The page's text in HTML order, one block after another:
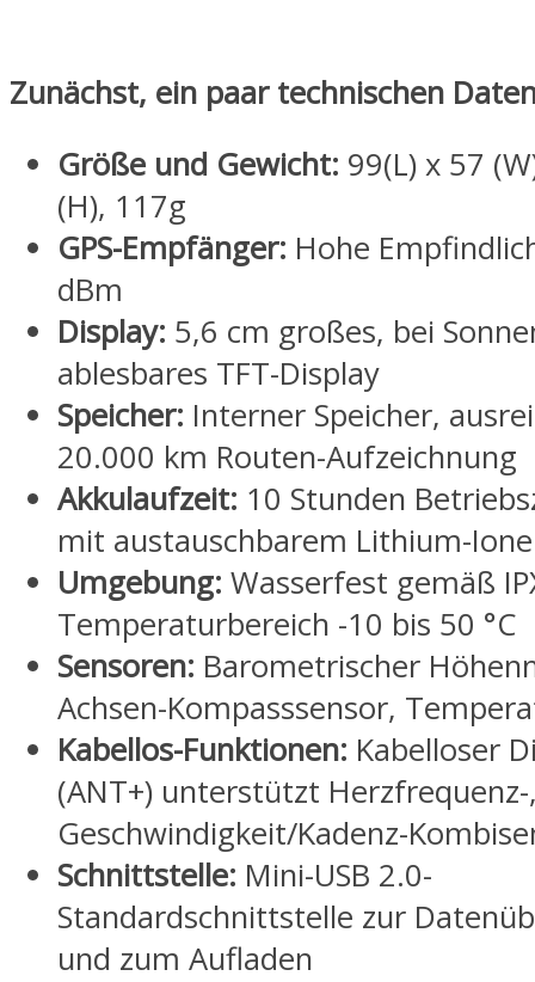
Zunächst, ein paar technischen
Größe und Gewicht: 99(L) x 57
(H), 117g
GPS-Empfänger: Hohe
dBm
Display: 5,6 cm großes, bei
ablesbares TFT-Display
Speicher: Interner Speicher,
20.000 km Routen-Aufzeichnung
Akkulaufzeit: 10 Stunden
mit austauschbarem Lithium-
Umgebung: Wasserfest gemäß
Temperaturbereich -10 bis 50 °C
Sensoren: Barometrischer
Achsen-Kompasssensor,
Kabellos-Funktionen: Kabelloser
(ANT+) unterstützt
Geschwindigkeit/Kadenz-
Schnittstelle: Mini-USB 2.0-
Standardschnittstelle zur
und zum Aufladen